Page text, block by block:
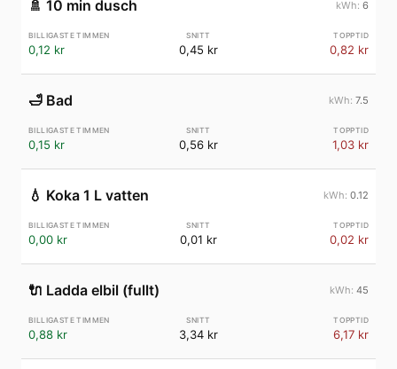
🚿 10 min dusch 6
0,12 kr 0,45 kr 0,82 kr
🛁 Bad 7.5
0,15 kr 0,56 kr 1,03 kr
💧 Koka 1 L vatten 0.12
0,00 kr 0,01 kr 0,02 kr
🔌 Ladda elbil (fullt) 45
0,88 kr 3,34 kr 6,17 kr